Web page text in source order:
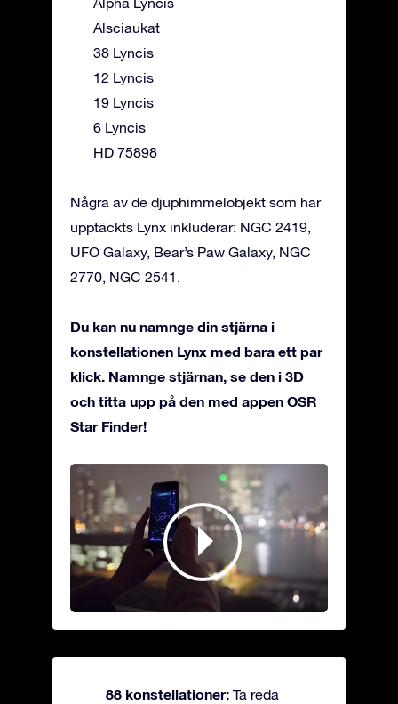
Alsciaukat
38 Lyncis
12 Lyncis
19 Lyncis
6 Lyncis
HD 75898
Några av de djuphimmelobjekt som har
upptäckts Lynx inkluderar: NGC 2419,
UFO Galaxy, Bear’s Paw Galaxy, NGC
2770, NGC 2541.
Du kan nu namnge din stjärna i
konstellationen Lynx med bara ett par
klick. Namnge stjärnan, se den i 3D
och titta upp på den med appen OSR
Star Finder!
88 konstellationer: Ta reda